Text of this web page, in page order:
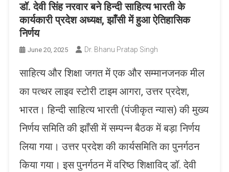
डॉ. देवी सिंह नरवार बने हिन्दी साहित्य भारती के
कार्यकारी प्रदेश अध्यक्ष, झाँसी में हुआ ऐतिहासिक
निर्णय
June 20, 2025 Dr. Bhanu Pratap Singh
साहित्य और शिक्षा जगत में एक और सम्मानजनक मील
का पत्थर लाइव स्टोरी टाइम आगरा, उत्तर प्रदेश,
भारत। हिन्दी साहित्य भारती (पंजीकृत न्यास) की मुख्य
निर्णय समिति की झाँसी में सम्पन्न बैठक में बड़ा निर्णय
लिया गया। उत्तर प्रदेश की कार्यसमिति का पुनर्गठन
किया गया। इस पुनर्गठन में वरिष्ठ शिक्षाविद् डॉ. देवी